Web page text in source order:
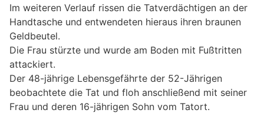
Im weiteren Verlauf rissen die Tatverdächtigen an der
Handtasche und entwendeten hieraus ihren braunen
Geldbeutel.
Die Frau stürzte und wurde am Boden mit Fußtritten
attackiert.
Der 48-jährige Lebensgefährte der 52-Jährigen
beobachtete die Tat und floh anschließend mit seiner
Frau und deren 16-jährigen Sohn vom Tatort.